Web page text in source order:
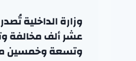
وزارة الداخلية
عشر ألف مخالفة
وتسعة وخمسين